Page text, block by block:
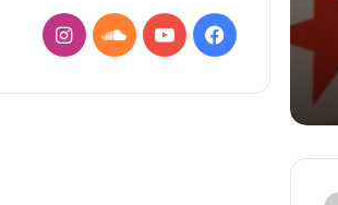
فيسبوكيوتيوبساوندانستقرام